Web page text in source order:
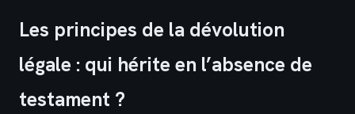
Les principes de la dévolution
légale : qui hérite en l’absence de
testament ?